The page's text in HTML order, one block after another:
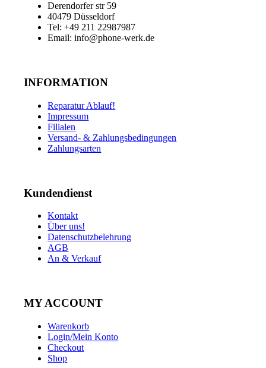
Derendorfer str 59
40479 Düsseldorf
Tel: +49 211 22987987
Email: info@phone-werk.de
INFORMATION
Reparatur Ablauf!
Impressum
Filialen
Versand- & Zahlungsbedingungen
Zahlungsarten
Kundendienst
Kontakt
Über uns!
Datenschutzbelehrung
AGB
An & Verkauf
MY ACCOUNT
Warenkorb
Login/Mein Konto
Checkout
Shop